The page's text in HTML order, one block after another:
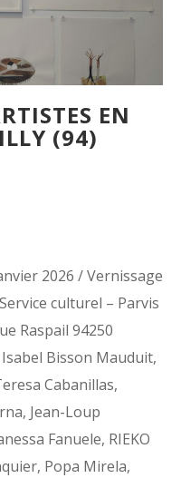
EN
(94)
2026 / Vernissage
culturel – Parvis
Raspail 94250
Bisson Mauduit,
Cabanillas,
Jean-Loup
Fanuele, RIEKO
Popa Mirela,